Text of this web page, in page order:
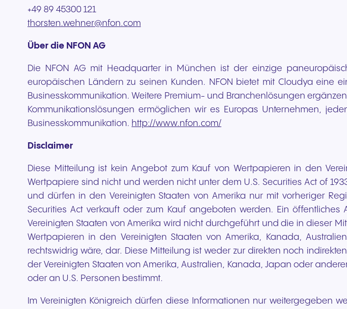
+49 89 45300 121
thorsten.wehner@nfon.com
Über die NFON AG
Die NFON AG mit Headquarter in München ist der einzige
europäischen Ländern zu seinen Kunden. NFON bietet mit Cloudya eine
Businesskommunikation. Weitere Premium- und Branchenlösungen
Kommunikationslösungen ermöglichen wir es Europas Unternehmen,
Businesskommunikation. http://www.nfon.com/
Disclaimer
Diese Mitteilung ist kein Angebot zum Kauf von Wertpapieren in den
Wertpapiere sind nicht und werden nicht unter dem U.S. Securities Act of
und dürfen in den Vereinigten Staaten von Amerika nur mit vorheriger
Securities Act verkauft oder zum Kauf angeboten werden. Ein
Vereinigten Staaten von Amerika wird nicht durchgeführt und die in dieser
Wertpapieren in den Vereinigten Staaten von Amerika, Kanada,
rechtswidrig wäre, dar. Diese Mitteilung ist weder zur direkten noch
der Vereinigten Staaten von Amerika, Australien, Kanada, Japan oder
oder an U.S. Personen bestimmt.
Im Vereinigten Königreich dürfen diese Informationen nur weitergegeben